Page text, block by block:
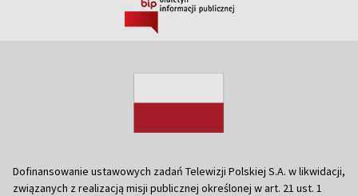
Dofinansowanie ustawowych zadań Telewizji Polskiej S.A. w likwidacji,
związanych z realizacją misji publicznej określonej w art. 21 ust. 1